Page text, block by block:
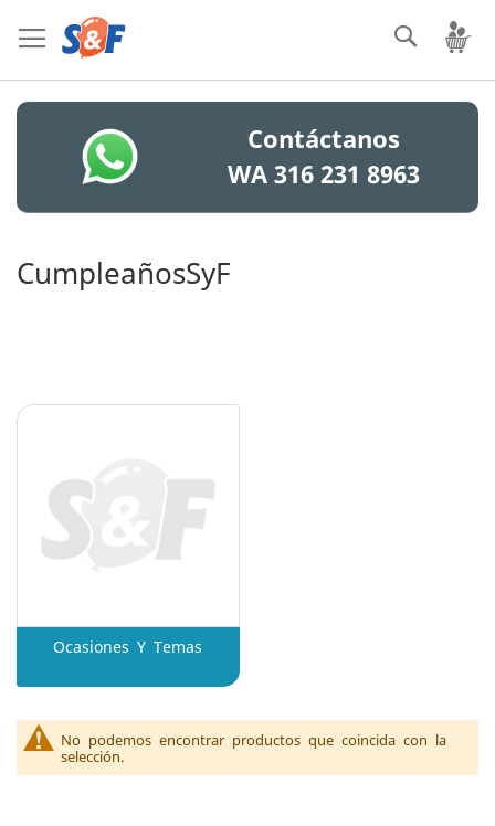
al
contenido
Contáctanos
WA 316 231 8963
CumpleañosSyF
Ocasiones Y Temas
No podemos encontrar productos que coincida con la
selección.